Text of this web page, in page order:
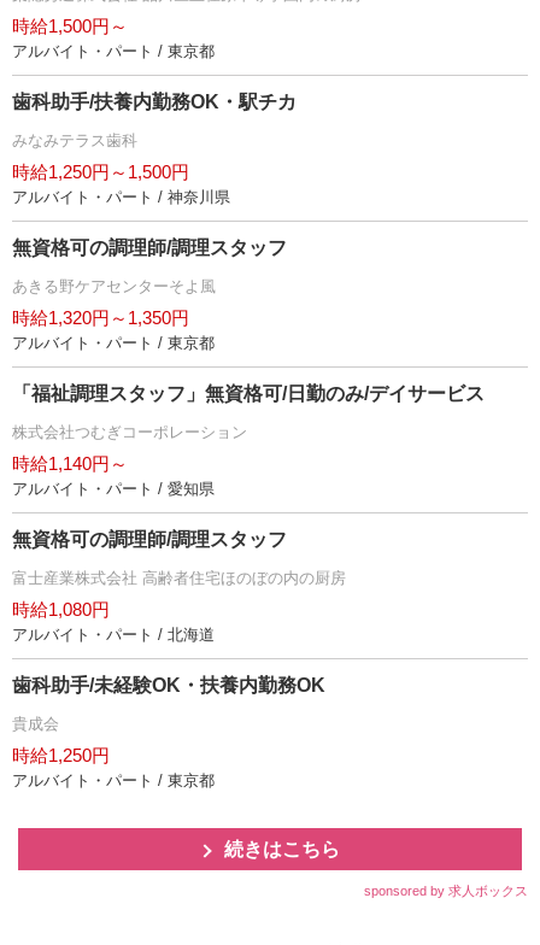
時給1,500円～
アルバイト・パート / 東京都
歯科助手/扶養内勤務OK・駅チカ
みなみテラス歯科
時給1,250円～1,500円
アルバイト・パート / 神奈川県
無資格可の調理師/調理スタッフ
あきる野ケアセンターそよ風
時給1,320円～1,350円
アルバイト・パート / 東京都
「福祉調理スタッフ」無資格可/日勤のみ/デイサービス
株式会社つむぎコーポレーション
時給1,140円～
アルバイト・パート / 愛知県
無資格可の調理師/調理スタッフ
富士産業株式会社 高齢者住宅ほのぼの内の厨房
時給1,080円
アルバイト・パート / 北海道
歯科助手/未経験OK・扶養内勤務OK
貴成会
時給1,250円
アルバイト・パート / 東京都
続きはこちら
sponsored by 求人ボックス